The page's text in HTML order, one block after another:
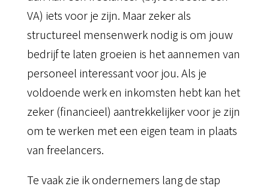
VA) iets voor je zijn. Maar zeker als
structureel mensenwerk nodig is om jouw
bedrijf te laten groeien is het aannemen van
personeel interessant voor jou. Als je
voldoende werk en inkomsten hebt kan het
zeker (financieel) aantrekkelijker voor je zijn
om te werken met een eigen team in plaats
van freelancers.
Te vaak zie ik ondernemers lang de stap